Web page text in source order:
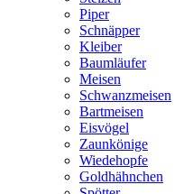
Piper
Schnäpper
Kleiber
Baumläufer
Meisen
Schwanzmeisen
Bartmeisen
Eisvögel
Zaunkönige
Wiedehopfe
Goldhähnchen